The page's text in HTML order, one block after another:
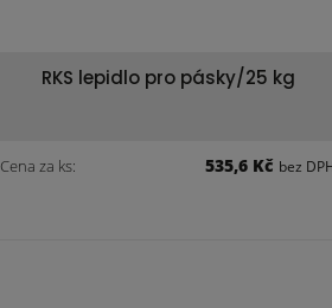
RKS lepidlo pro pásky/25 kg
Cena za ks: 535,6 Kč bez